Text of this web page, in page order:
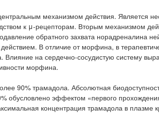
механизмом действия. Является
к μ-рецепторам. Вторым механизмом
обратного захвата норадреналина
В отличие от морфина, в
Влияние на сердечно-сосудистую систему
морфина.
90% трамадола. Абсолютная
обусловлено эффектом «первого
концентрация трамадола в плазме